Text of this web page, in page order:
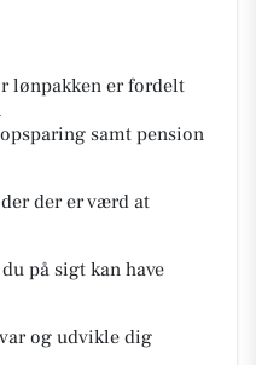
er fordelt
samt pension
der er værd at
på sigt kan have
og udvikle dig